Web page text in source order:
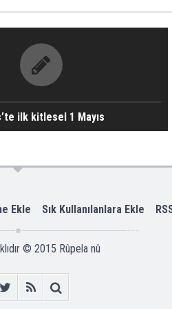
ilk kitlesel 1 Mayıs
Ekle Sık Kullanılanlara Ekle
© 2015 Rûpela nû